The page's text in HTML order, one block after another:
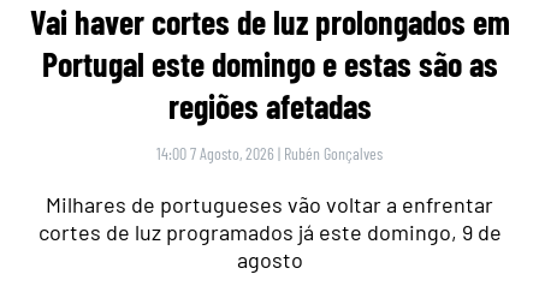
Vai haver cortes de luz prolongados em
Portugal este domingo e estas são as
regiões afetadas
14:00 7 Agosto, 2026 | Rubén Gonçalves
Milhares de portugueses vão voltar a enfrentar
cortes de luz programados já este domingo, 9 de
agosto